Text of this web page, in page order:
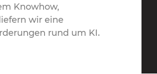
Knowhow,
wir eine
rund um KI.